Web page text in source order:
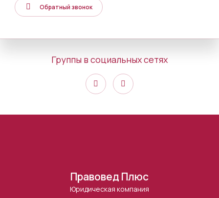
Обратный звонок
Группы в социальных сетях
Правовед Плюс
Юридическая компания